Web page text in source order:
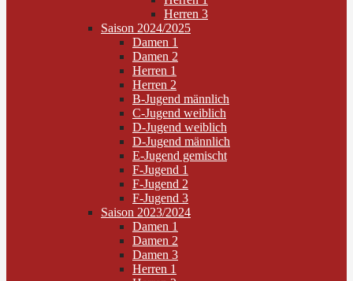
Herren 3
Saison 2024/2025
Damen 1
Damen 2
Herren 1
Herren 2
B-Jugend männlich
C-Jugend weiblich
D-Jugend weiblich
D-Jugend männlich
E-Jugend gemischt
F-Jugend 1
F-Jugend 2
F-Jugend 3
Saison 2023/2024
Damen 1
Damen 2
Damen 3
Herren 1